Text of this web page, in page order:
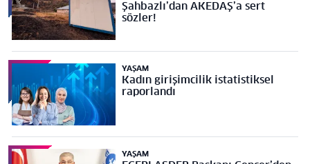
Şahbazlı’dan AKEDAŞ’a sert
sözler!
YAŞAM
Kadın girişimcilik istatistiksel
raporlandı
YAŞAM